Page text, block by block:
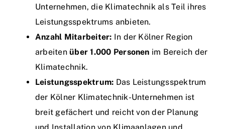
Unternehmen, die Klimatechnik als Teil ihres
Leistungsspektrums anbieten.
Anzahl Mitarbeiter: In der Kölner Region
arbeitenüber 1.000 Personen im Bereich der
Klimatechnik.
Leistungsspektrum: Das Leistungsspektrum
der Kölner Klimatechnik-Unternehmen ist
breit gefächert und reicht von der Planung